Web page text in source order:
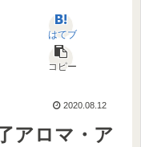
はてブ
コピー
2020.08.12
アロマ・ア